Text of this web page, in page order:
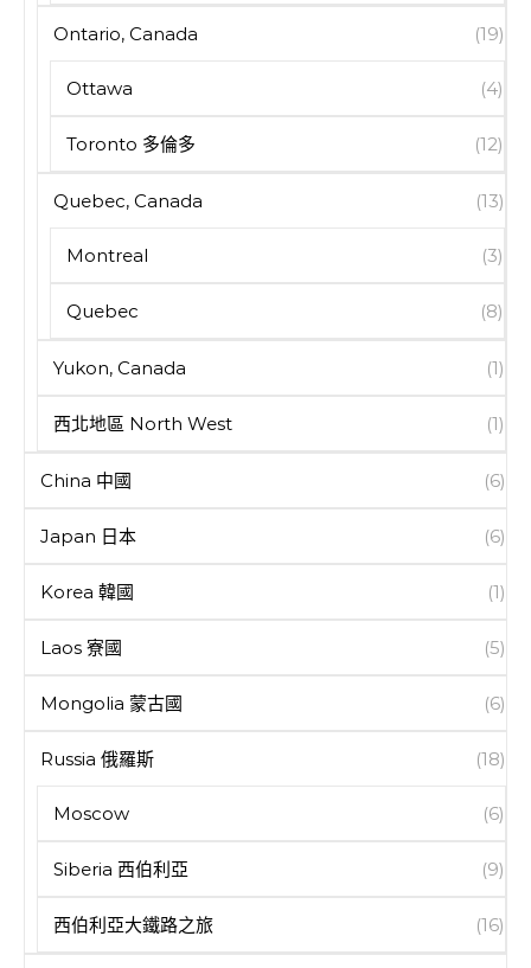
Ontario, Canada (19)
Ottawa (4)
Toronto 多倫多 (12)
Quebec, Canada (13)
Montreal (3)
Quebec (8)
Yukon, Canada (1)
西北地區 North West (1)
China 中國 (6)
Japan 日本 (6)
Korea 韓國 (1)
Laos 寮國 (5)
Mongolia 蒙古國 (6)
Russia 俄羅斯 (18)
Moscow (6)
Siberia 西伯利亞 (9)
西伯利亞大鐵路之旅 (16)